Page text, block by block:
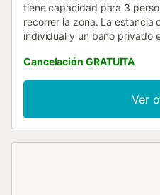
tiene capacidad para 3
recorrer la zona. La estancia
individual y un baño privado
de interiores insonorizados,
televisión de pantalla plana,
ventilador para mantener un
unidad es accesible para
y cuenta con acceso
Cancelación GRATUITA
Ver